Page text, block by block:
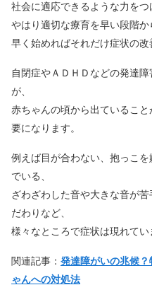
社会に適応できるような力をつ
やはり適切な療育を早い段階か
早く始めればそれだけ症状の改
自閉症やＡＤＨＤなどの発達
が、
赤ちゃんの頃から出ているこ
要になります。
例えば目が合わない、抱っこ
でいる、
ざわざわした音や大きな音が
だわりなど、
様々なところで症状は現れてい
関連記事： 発達障がいの兆候
ゃんへの対処法